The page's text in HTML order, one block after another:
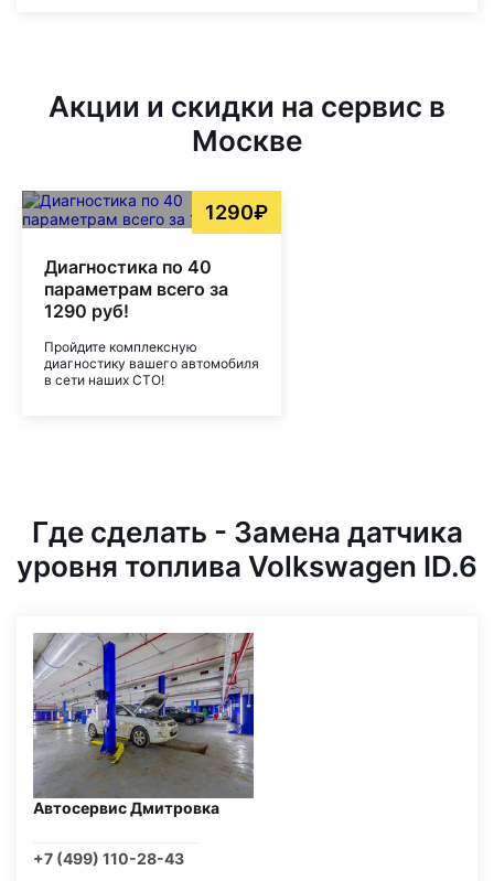
Акции и скидки на сервис в
Москве
1290₽
Диагностика по 40
параметрам всего за
1290 руб!
Пройдите комплексную
диагностику вашего автомобиля
в сети наших СТО!
Где сделать - Замена датчика
уровня топлива Volkswagen ID.6
Автосервис Дмитровка
+7 (499) 110-28-43